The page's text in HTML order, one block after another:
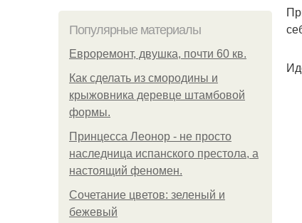
Популярные материалы
Евроремонт, двушка, почти 60 кв.
Как сделать из смородины и
крыжовника деревце штамбовой
формы.
Принцесса Леонор - не просто
наследница испанского престола, а
настоящий феномен.
Сочетание цветов: зеленый и
бежевый